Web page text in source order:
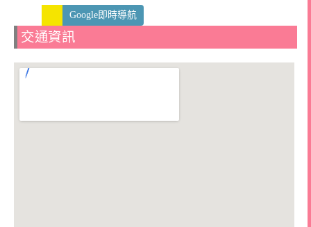
Google即時導航
交通資訊